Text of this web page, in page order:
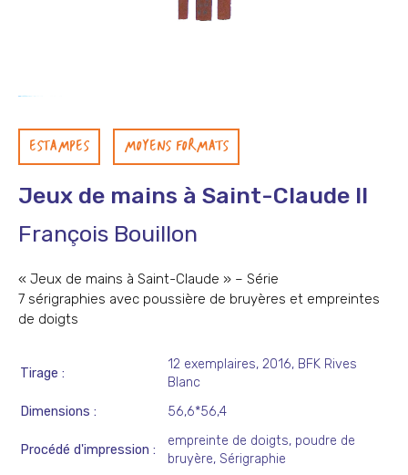
ESTAMPES MOYENS FORMATS
Jeux de mains à Saint-Claude II
François Bouillon
« Jeux de mains à Saint-Claude » – Série
7 sérigraphies avec poussière de bruyères et empreintes
de doigts
Tirage
12 exemplaires, 2016, BFK Rives
Blanc
Dimensions
56,6*56,4
Procédé d'impression
empreinte de doigts, poudre de
bruyère, Sérigraphie